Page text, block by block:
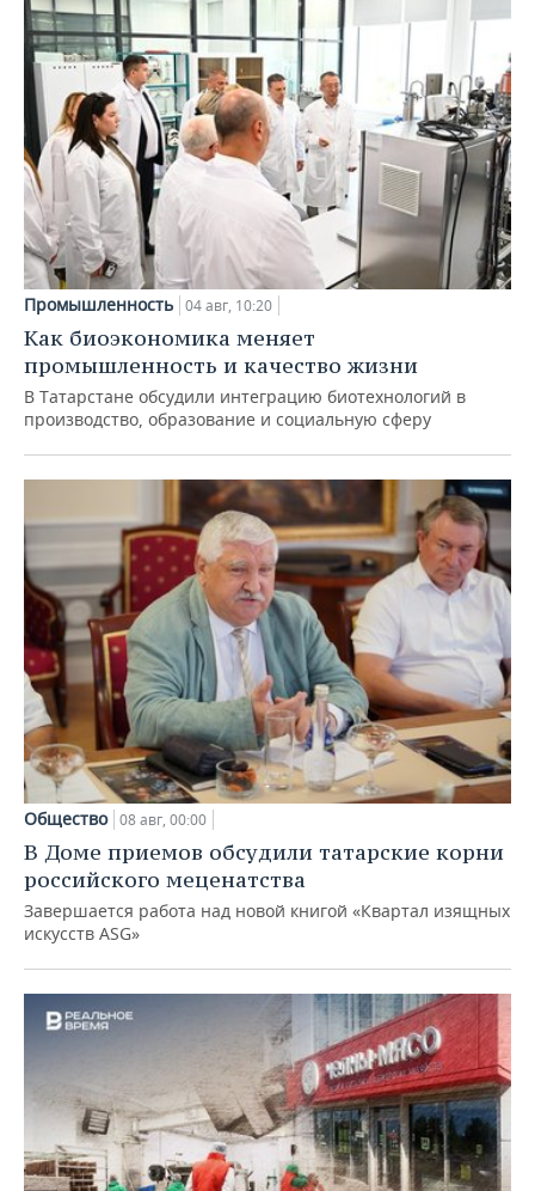
Промышленность 04 авг, 10:20
Как биоэкономика меняет
промышленность и качество жизни
В Татарстане обсудили интеграцию биотехнологий в
производство, образование и социальную сферу
Общество 08 авг, 00:00
В Доме приемов обсудили татарские корни
российского меценатства
Завершается работа над новой книгой «Квартал изящных
искусств ASG»